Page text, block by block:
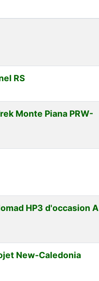
RS
Monte Piana PRW-
HP3 d'occasion A
New-Caledonia